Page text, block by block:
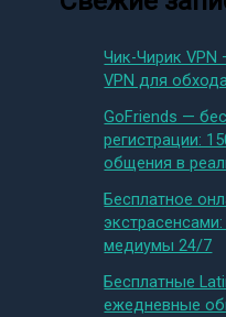
Чик-Чирик
VPN для
GoFriends —
регистрации:
общения в
Бесплатное
медиумы 24/7
Бесплатные
ежедневные